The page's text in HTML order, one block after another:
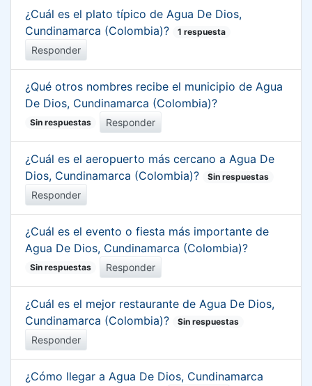
¿Cuál es el plato típico de Agua De Dios,
Cundinamarca (Colombia)?
1 respuesta
Responder
¿Qué otros nombres recibe el municipio de Agua
De Dios, Cundinamarca (Colombia)?
Sin respuestas Responder
¿Cuál es el aeropuerto más cercano a Agua De
Dios, Cundinamarca (Colombia)?
Sin respuestas
Responder
¿Cuál es el evento o fiesta más importante de
Agua De Dios, Cundinamarca (Colombia)?
Sin respuestas Responder
¿Cuál es el mejor restaurante de Agua De Dios,
Cundinamarca (Colombia)?
Sin respuestas
Responder
¿Cómo llegar a Agua De Dios, Cundinamarca